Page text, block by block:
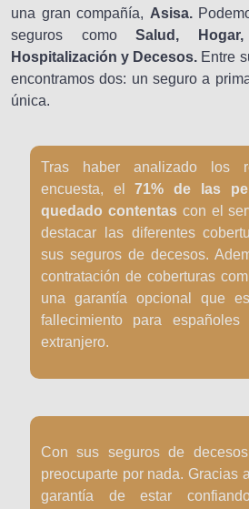
una gran compañía, Asisa.
seguros comoSalud,
Hospitalización y Decesos. Entre
encontramos dos: un seguro a
única.
Tras haber analizado los
encuesta, el71% de las
quedado contentascon el
destacar las diferentes
sus seguros de decesos.
contratación de coberturas
una garantía opcional que
fallecimiento para
extranjero.
Con sus seguros de
preocuparte por nada. Gracias a
garantía de estar